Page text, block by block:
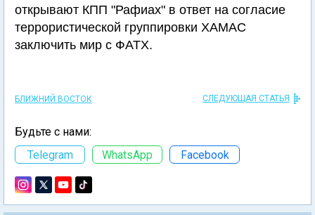
открывают КПП "Рафиах" в ответ на согласие
террористической группировки ХАМАС
заключить мир с ФАТХ.
БЛИЖНИЙ ВОСТОК СЛЕДУЮЩАЯ СТАТЬЯ
Будьте с нами:
Telegram
WhatsApp Facebook